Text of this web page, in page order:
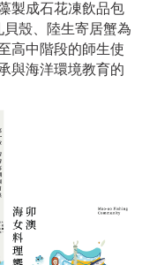
製成石花凍飲品包
殼、陸生寄居蟹為
高中階段的師生使
與海洋環境教育的